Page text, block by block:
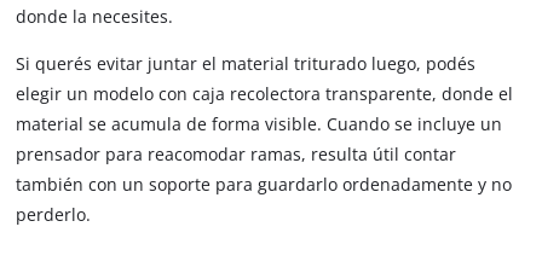
donde la necesites.
Si querés evitar juntar el material triturado luego, podés
elegir un modelo con caja recolectora transparente, donde el
material se acumula de forma visible. Cuando se incluye un
prensador para reacomodar ramas, resulta útil contar
también con un soporte para guardarlo ordenadamente y no
perderlo.